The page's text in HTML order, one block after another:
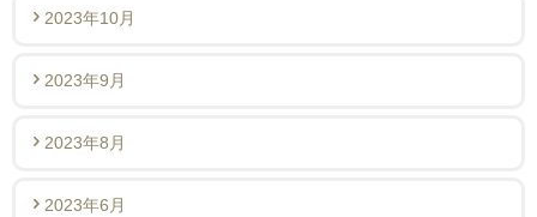
2023年10月
2023年9月
2023年8月
2023年6月